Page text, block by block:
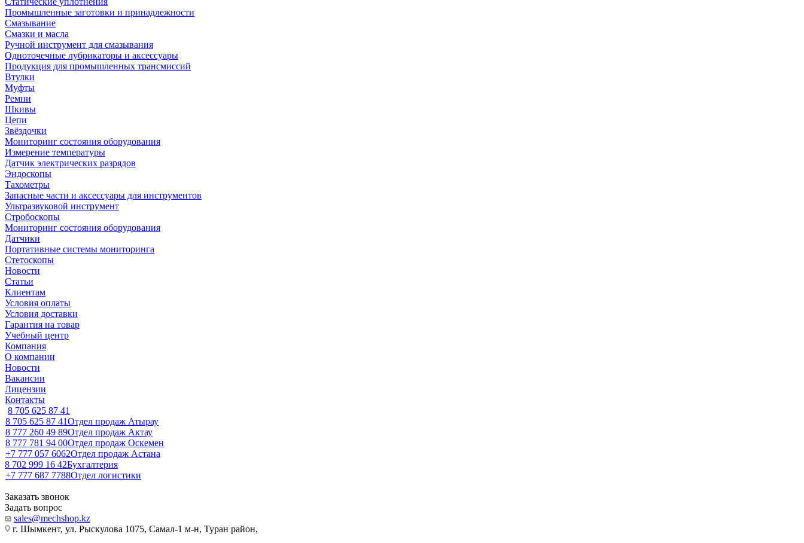
Промышленные заготовки и принадлежности
Смазывание
Смазки и масла
Ручной инструмент для смазывания
Одноточечные лубрикаторы и аксессуары
Продукция для промышленных трансмиссий
Втулки
Муфты
Ремни
Шкивы
Цепи
Звёздочки
Мониторинг состояния оборудования
Измерение температуры
Датчик электрических разрядов
Эндоскопы
Тахометры
Запасные части и аксессуары для инструментов
Ультразвуковой инструмент
Стробоскопы
Мониторинг состояния оборудования
Датчики
Портативные системы мониторинга
Стетоскопы
Новости
Статьи
Клиентам
Условия оплаты
Условия доставки
Гарантия на товар
Учебный центр
Компания
О компании
Новости
Вакансии
Лицензии
Контакты
8 705 625 87 41
8 705 625 87 41Отдел продаж Атырау
8 777 260 49 89Отдел продаж Актау
8 777 781 94 00Отдел продаж Оскемен
+7 777 057 6062Отдел продаж Астана
8 702 999 16 42Бухгалтерия
+7 777 687 7788Отдел логистики
Заказать звонок
Задать вопрос
sales@mechshop.kz
г. Шымкент, ул. Рыскулова 1075, ​Самал-1 м-н, Туран район,